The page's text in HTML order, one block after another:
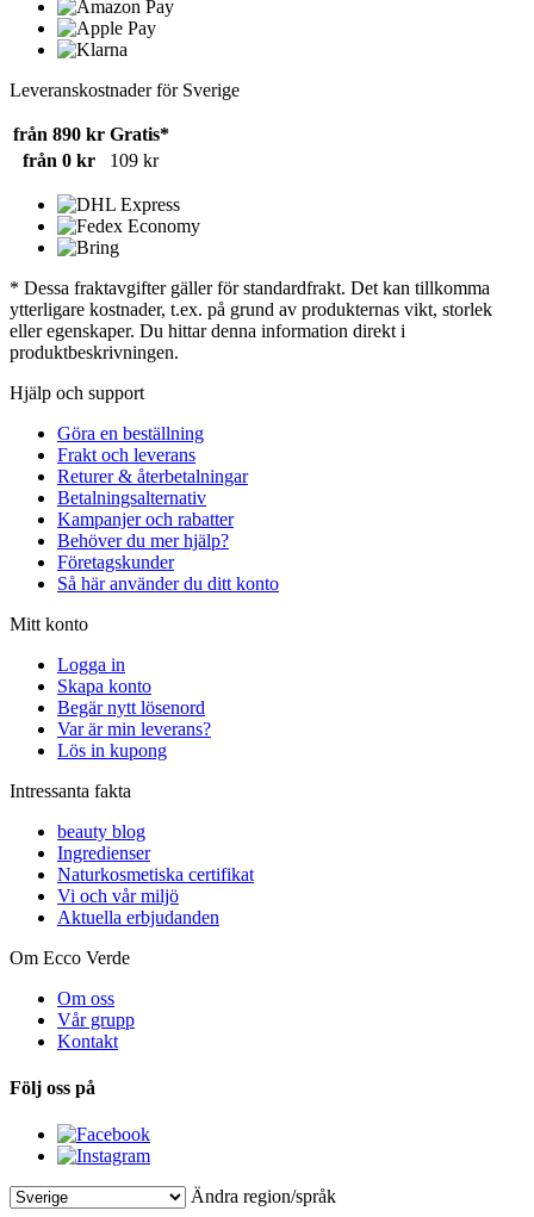
Leveranskostnader för Sverige
från 890 kr Gratis*
från 0 kr
109 kr
* Dessa fraktavgifter gäller för standardfrakt. Det kan tillkomma
ytterligare kostnader, t.ex. på grund av produkternas vikt, storlek
eller egenskaper. Du hittar denna information direkt i
produktbeskrivningen.
Hjälp och support
Göra en beställning
Frakt och leverans
Returer & återbetalningar
Betalningsalternativ
Kampanjer och rabatter
Behöver du mer hjälp?
Företagskunder
Så här använder du ditt konto
Mitt konto
Logga in
Skapa konto
Begär nytt lösenord
Var är min leverans?
Lös in kupong
Intressanta fakta
beauty blog
Ingredienser
Naturkosmetiska certifikat
Vi och vår miljö
Aktuella erbjudanden
Om Ecco Verde
Om oss
Vår grupp
Kontakt
Följ oss på
Ändra region/språk